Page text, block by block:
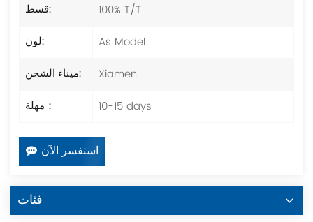
قسط:
100% T/T
لون:
As Model
ميناء الشحن:
Xiamen
مهلة：
10-15 days
استفسر الآن
فئات